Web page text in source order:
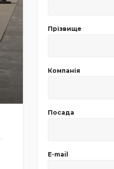
Прізвище
Компанія
Посада
E-mail